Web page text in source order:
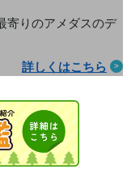
寄りのアメダスのデ
詳しくはこちら